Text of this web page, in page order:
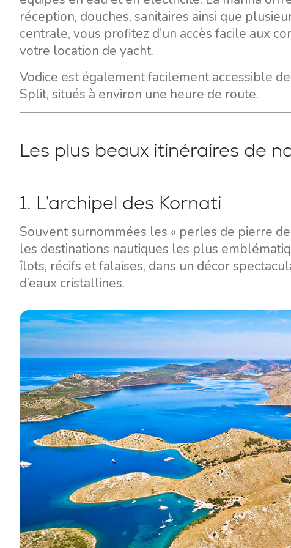
réception, douches, sanitaires ainsi que
centrale, vous profitez d’un accès facile aux
votre location de yacht.
Vodice est également facilement accessible
Split, situés à environ une heure de route.
Les plus beaux itinéraires de
1. L’archipel des Kornati
Souvent surnommées les « perles de pierre
les destinations nautiques les plus
îlots, récifs et falaises, dans un décor
d’eaux cristallines.